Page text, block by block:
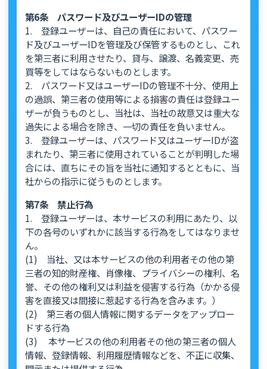
第6条 パスワード及びユーザーIDの管理
1. 登録ユーザーは、自己の責任において、パスワー
ド及びユーザーIDを管理及び保管するものとし、これ
を第三者に利用させたり、貸与、譲渡、名義変更、売
買等をしてはならないものとします。
2. パスワード又はユーザーIDの管理不十分、使用上
の過誤、第三者の使用等による損害の責任は登録ユー
ザーが負うものとし、当社は、当社の故意又は重大な
過失による場合を除き、一切の責任を負いません。
3. 登録ユーザーは、パスワード又はユーザーIDが盗
まれたり、第三者に使用されていることが判明した場
合には、直ちにその旨を当社に通知するとともに、当
社からの指示に従うものとします。
第7条 禁止行為
1. 登録ユーザーは、本サービスの利用にあたり、以
下の各号のいずれかに該当する行為をしてはなりませ
ん。
(1) 当社、又は本サービスの他の利用者その他の第
三者の知的財産権、肖像権、プライバシーの権利、名
誉、その他の権利又は利益を侵害する行為（かかる侵
害を直接又は間接に惹起する行為を含みます。）
(2) 第三者の個人情報に関するデータをアップロー
ドする行為
(3) 本サービスの他の利用者その他の第三者の個人
情報、登録情報、利用履歴情報などを、不正に収集、